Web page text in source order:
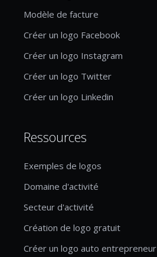
Modèle de facture
Créer un logo Facebook
Créer un logo Instagram
Créer un logo Twitter
Créer un logo Linkedin
Ressources
Exemples de logos
Domaine d'activité
Secteur d'activité
Création de logo gratuit
Créer un logo auto entrepreneur